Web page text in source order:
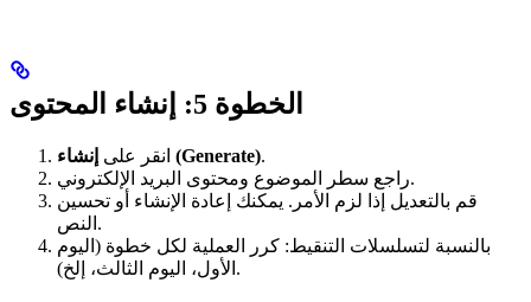
الخطوة 5: إنشاء المحتوى
انقر على إنشاء (Generate).
راجع سطر الموضوع ومحتوى البريد الإلكتروني.
قم بالتعديل إذا لزم الأمر. يمكنك إعادة الإنشاء أو تحسين
النص.
بالنسبة لتسلسلات التنقيط: كرر العملية لكل خطوة (اليوم
الأول، اليوم الثالث، إلخ).